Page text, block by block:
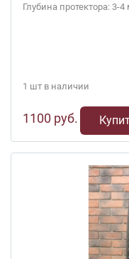
Глубина протектора: 3-
1 шт в наличии
1100 руб.